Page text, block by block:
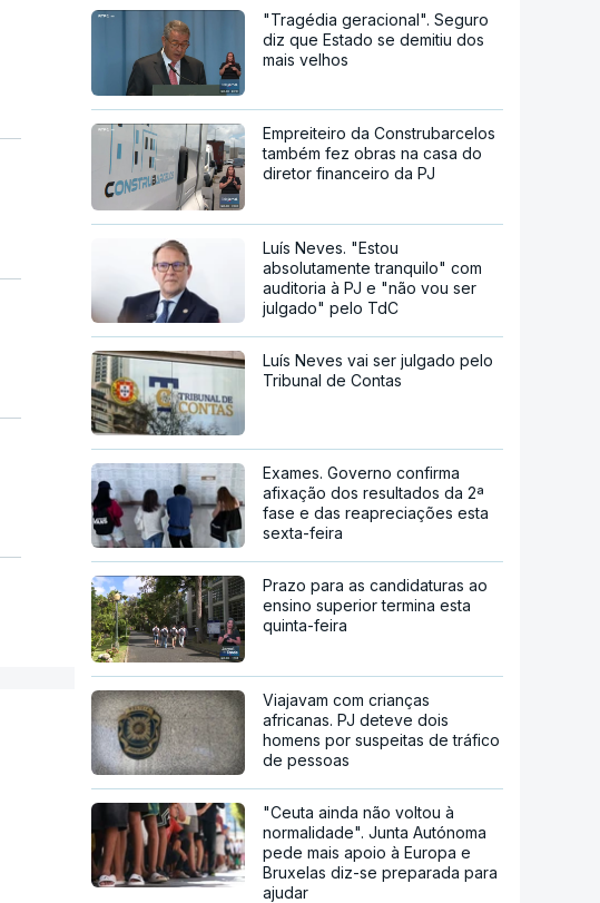
"Tragédia geracional". Seguro
diz que Estado se demitiu dos
mais velhos
Empreiteiro da Construbarcelos
também fez obras na casa do
diretor financeiro da PJ
Luís Neves. "Estou
absolutamente tranquilo" com
auditoria à PJ e "não vou ser
julgado" pelo TdC
Luís Neves vai ser julgado pelo
Tribunal de Contas
Exames. Governo confirma
afixação dos resultados da 2ª
fase e das reapreciações esta
sexta-feira
Prazo para as candidaturas ao
ensino superior termina esta
quinta-feira
Viajavam com crianças
africanas. PJ deteve dois
homens por suspeitas de tráfico
de pessoas
"Ceuta ainda não voltou à
normalidade". Junta Autónoma
pede mais apoio à Europa e
Bruxelas diz-se preparada para
ajudar